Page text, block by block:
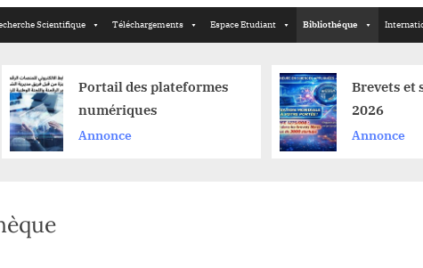
Scientifique Téléchargements Espace Etudiant Bibliothéque
Portail des plateformes
numériques
Annonce
Brevets et
2026
Annonce